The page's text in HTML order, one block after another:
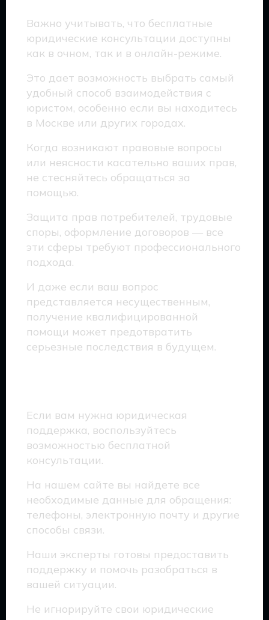
Важно учитывать, что бесплатные
юридические консультации доступны
как в очном, так и в онлайн-режиме.
Это дает возможность выбрать самый
удобный способ взаимодействия с
юристом, особенно если вы находитесь
в Москве или других городах.
Когда возникают правовые вопросы
или неясности касательно ваших прав,
не стесняйтесь обращаться за
помощью.
Защита прав потребителей, трудовые
споры, оформление договоров — все
эти сферы требуют профессионального
подхода.
И даже если ваш вопрос
представляется несущественным,
получение квалифицированной
помощи может предотвратить
серьезные последствия в будущем.
Если вам нужна юридическая
поддержка, воспользуйтесь
возможностью бесплатной
консультации.
На нашем сайте вы найдете все
необходимые данные для обращения:
телефоны, электронную почту и другие
способы связи.
Наши эксперты готовы предоставить
поддержку и помочь разобраться в
вашей ситуации.
Не игнорируйте свои юридические